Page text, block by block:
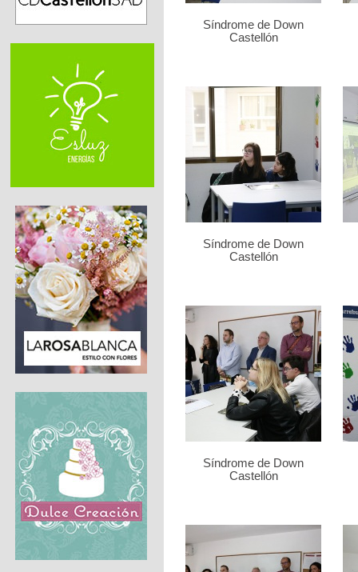
Síndrome de Down
Castellón
Síndrome de Down
Castellón
Síndrome de Down
Castellón